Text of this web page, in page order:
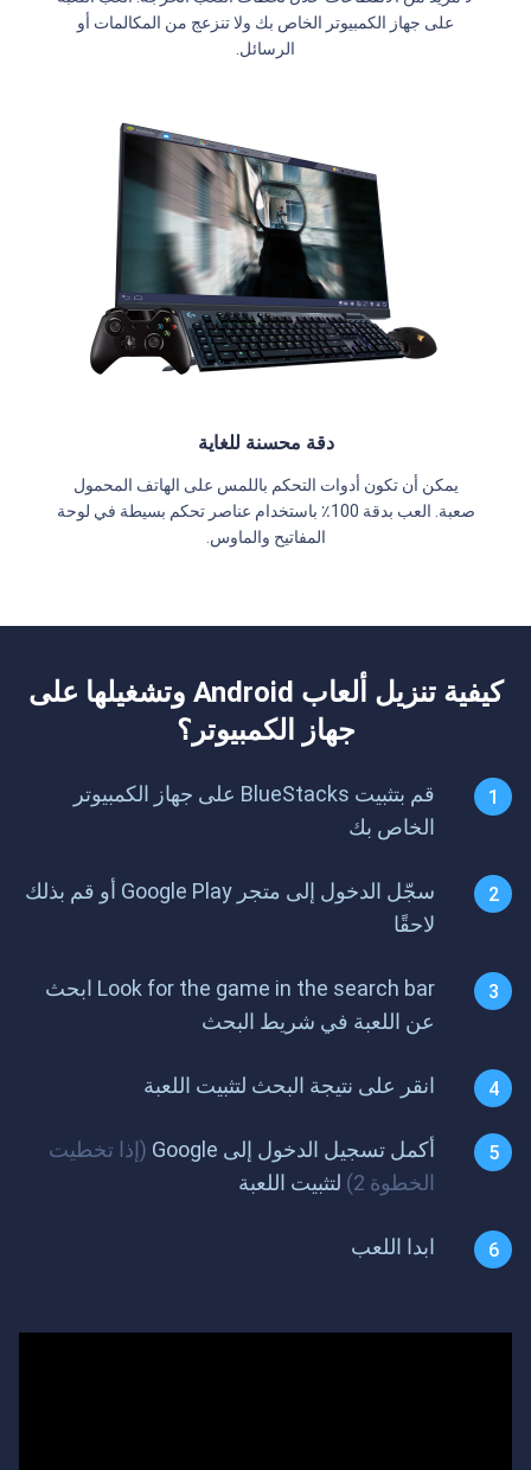
على جهاز الكمبيوتر الخاص بك ولا تنزعج من المكالمات أو
الرسائل.
دقة محسنة للغاية
يمكن أن تكون أدوات التحكم باللمس على الهاتف المحمول
صعبة. العب بدقة 100٪ باستخدام عناصر تحكم بسيطة في لوحة
المفاتيح والماوس.
كيفية تنزيل ألعاب Android وتشغيلها على
جهاز الكمبيوتر؟
قم بتثبيت BlueStacks على جهاز الكمبيوتر
الخاص بك
سجّل الدخول إلى متجر Google Play أو قم بذلك
لاحقًا
Look for the game in the search bar ابحث
عن اللعبة في شريط البحث
انقر على نتيجة البحث لتثبيت اللعبة
أكمل تسجيل الدخول إلى Google
(إذا تخطيت
الخطوة 2)
لتثبيت اللعبة
ابدا اللعب